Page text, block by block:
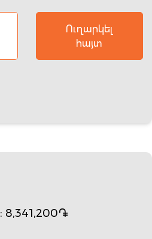
Ուղարկել
հայտ
: 8,341,200֏